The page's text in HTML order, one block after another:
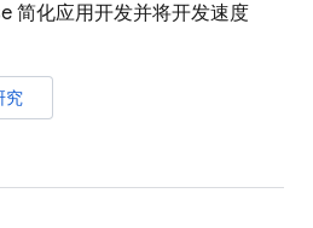
简化应用开发并将开发速度
究